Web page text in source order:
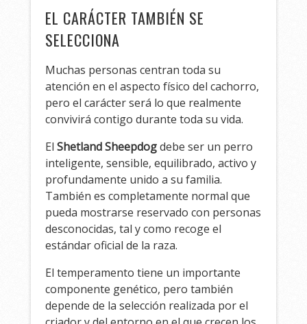
EL CARÁCTER TAMBIÉN SE
SELECCIONA
Muchas personas centran toda su
atención en el aspecto físico del cachorro,
pero el carácter será lo que realmente
convivirá contigo durante toda su vida.
ElShetland Sheepdogdebe ser un perro
inteligente, sensible, equilibrado, activo y
profundamente unido a su familia.
También es completamente normal que
pueda mostrarse reservado con personas
desconocidas, tal y como recoge el
estándar oficial de la raza.
El temperamento tiene un importante
componente genético, pero también
depende de la selección realizada por el